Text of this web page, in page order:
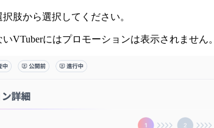
肢から選択してください。
VTuberにはプロモーションは表示されません。